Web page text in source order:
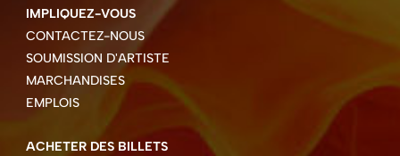
IMPLIQUEZ-VOUS
CONTACTEZ-NOUS
SOUMISSION D'ARTISTE
MARCHANDISES
EMPLOIS
ACHETER DES BILLETS